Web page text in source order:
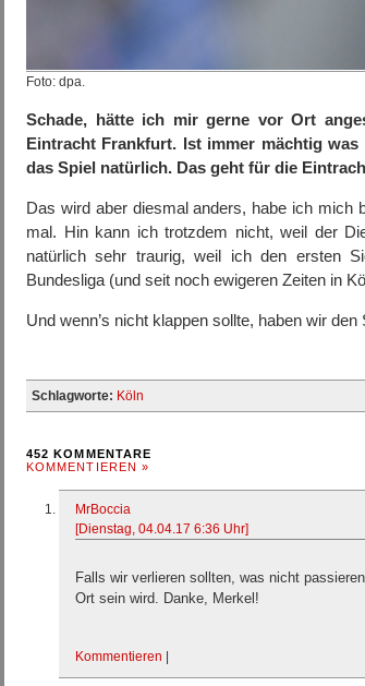
Foto: dpa.
Schade, hätte ich mir gerne vor Ort
Eintracht Frankfurt. Ist immer mächtig
das Spiel natürlich. Das geht für die
Das wird aber diesmal anders, habe ich mich
mal. Hin kann ich trotzdem nicht, weil der
natürlich sehr traurig, weil ich den ersten
Bundesliga (und seit noch ewigeren Zeiten in
Und wenn’s nicht klappen sollte, haben wir
Schlagworte: Köln
452 KOMMENTARE
KOMMENTIEREN »
MrBoccia
[Dienstag, 04.04.17 6:36 Uhr]
Falls wir verlieren sollten, was nicht
Ort sein wird. Danke, Merkel!
Kommentieren |